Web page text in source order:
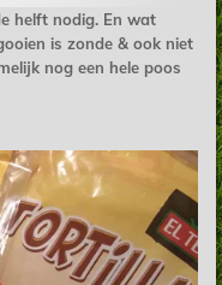
helft nodig. En wat
is zonde & ook niet
nog een hele poos